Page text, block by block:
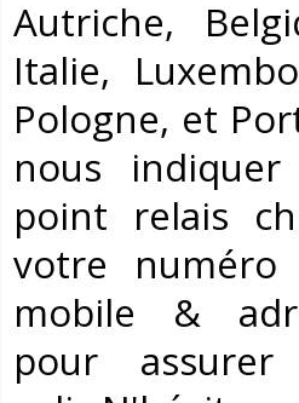
Autriche,
Italie,
Pologne, et
nous
point relais
votre numéro
mobile &
pour